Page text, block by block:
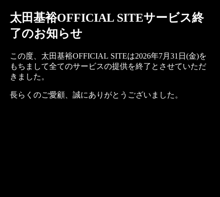
太田基裕OFFICIAL SITEサービス終
了のお知らせ
この度、太田基裕OFFICIAL SITEは2026年7月31日(金)を
もちまして全てのサービスの提供を終了とさせていただ
きました。
長らくのご愛顧、誠にありがとうございました。